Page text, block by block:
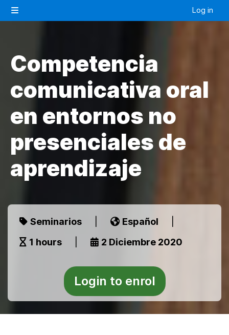
Log in
Competencia
comunicativa oral
en entornos no
presenciales de
aprendizaje
Seminarios Español
1 hours
2 Diciembre 2020
Login to enrol